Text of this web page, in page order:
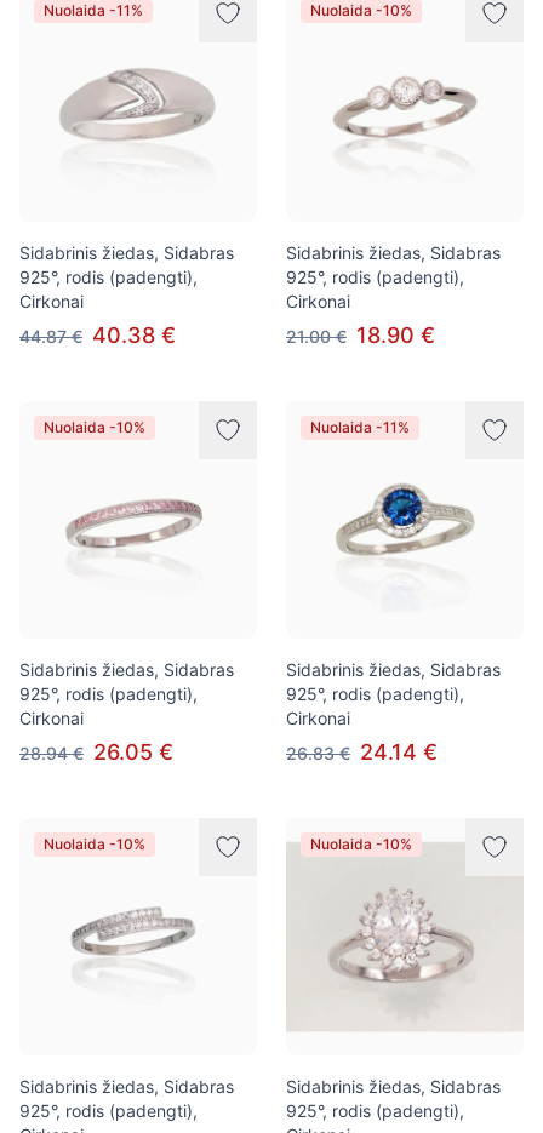
Nuolaida -11%
Sidabrinis žiedas, Sidabras
925°, rodis (padengti),
Cirkonai
44.87 € 40.38 €
Nuolaida -10%
Sidabrinis žiedas, Sidabras
925°, rodis (padengti),
Cirkonai
21.00 € 18.90 €
Nuolaida -10%
Sidabrinis žiedas, Sidabras
925°, rodis (padengti),
Cirkonai
28.94 € 26.05 €
Nuolaida -11%
Sidabrinis žiedas, Sidabras
925°, rodis (padengti),
Cirkonai
26.83 € 24.14 €
Nuolaida -10%
Sidabrinis žiedas, Sidabras
925°, rodis (padengti),
Nuolaida -10%
Sidabrinis žiedas, Sidabras
925°, rodis (padengti),